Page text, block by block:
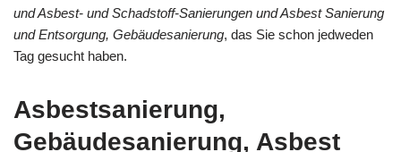
und Asbest- und Schadstoff-Sanierungen und Asbest Sanierung
und Entsorgung, Gebäudesanierung, das Sie schon jedweden
Tag gesucht haben.
Asbestsanierung,
Gebäudesanierung, Asbest